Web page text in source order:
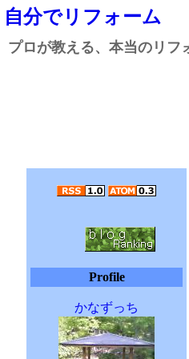
自分でリフォーム
プロが教える、本当のリ
Profile
かなずっち